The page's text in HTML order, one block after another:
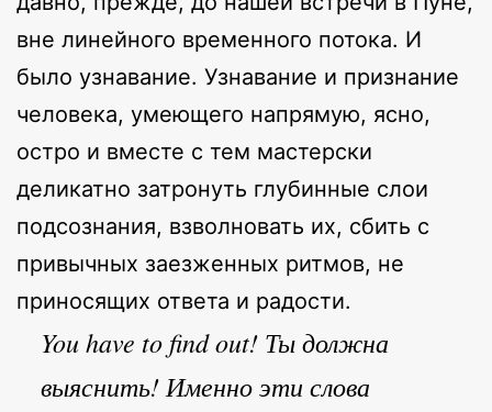
вне линейного временного потока. И
было узнавание. Узнавание и признание
человека, умеющего напрямую, ясно,
остро и вместе с тем мастерски
деликатно затронуть глубинные слои
подсознания, взволновать их, сбить с
привычных заезженных ритмов, не
приносящих ответа и радости.
You have to find out! Ты должна
выяснить! Именно эти слова